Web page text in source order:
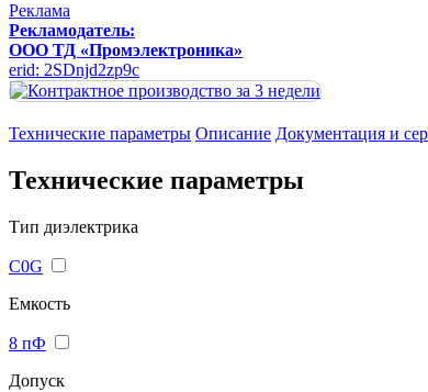
Реклама
Рекламодатель:
ООО ТД «Промэлектроника»
erid: 2SDnjd2zp9c
Технические параметры Описание Документация и
Технические параметры
Тип диэлектрика
C0G
Емкость
8 пФ
Допуск